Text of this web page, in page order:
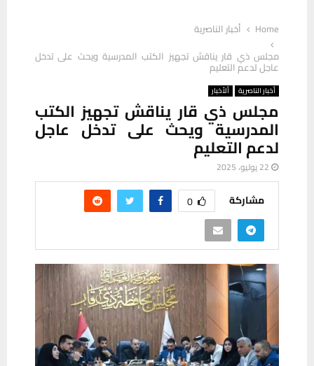
Home
أخبار الناصرية
مجلس ذي قار يناقش تجهيز الكتب المدرسية ويحث على تدخل
عاجل لدعم التعليم
أخبار الناصرية ألأخبار
مجلس ذي قار يناقش تجهيز الكتب
المدرسية ويحث على تدخل عاجل
لدعم التعليم
22 يوليو، 2025
مشاركة 0